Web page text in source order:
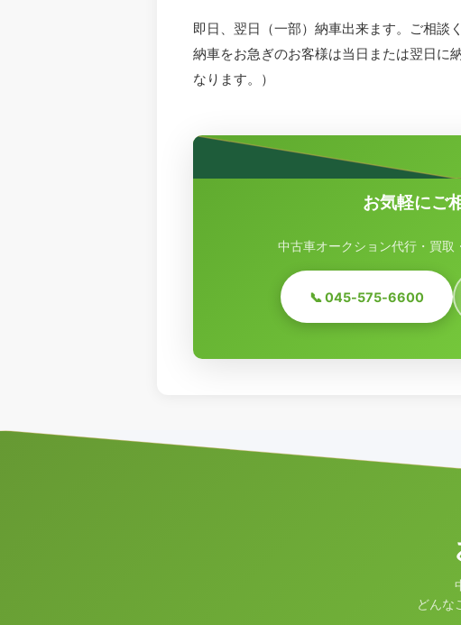
即日、翌日（一部）納車出来ます。ご相談く
納車をお急ぎのお客様は当日または翌日に
なります。）
お気軽にご
中古車オークション代行・買
📞 045-575-6600
どんな